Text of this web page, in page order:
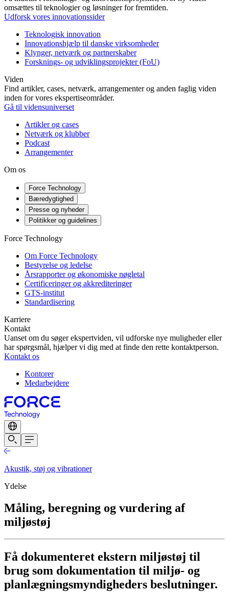
omsættes til teknologier og løsninger for fremtiden.
Udforsk vores innovationssider
Teknologisk innovation
Innovationshjælp til danske virksomheder
Klynger, netværk og partnerskaber
Forsknings- og udviklingsprojekter (FoU)
Viden
Find artikler, cases, netværk, arrangementer og anden faglig viden
inden for vores ekspertiseområder.
Gå til vidensuniverset
Artikler og cases
Netværk og klubber
Podcast
Arrangementer
Om os
Force Technology
Bæredygtighed
Presse og nyheder
Politikker og guidelines
Force Technology
Om Force Technology
Bestyrelse og ledelse
Årsrapporter og økonomiske nøgletal
Certificeringer og akkrediteringer
GTS-institut
Standardisering
Karriere
Kontakt
Uanset om du søger ekspertviden, vil udforske nye muligheder eller
har spørgsmål, hjælper vi dig med at finde den rette kontaktperson.
Kontakt os
Kontorer
Medarbejdere
Akustik, støj og vibrationer
Ydelse
Måling, beregning og vurdering af
miljøstøj
Få dokumenteret ekstern miljøstøj til
brug som dokumentation til miljø- og
planlægningsmyndigheders beslutninger.